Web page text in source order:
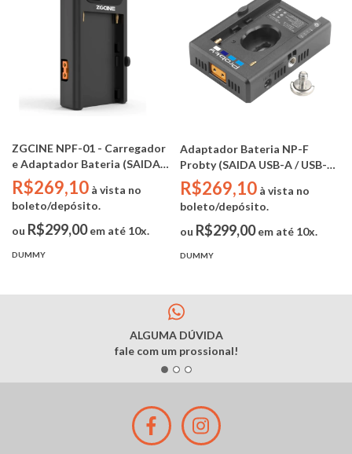
ZGCINE NPF-01 - Carregador
e Adaptador Bateria (SAIDA
USB-A / USB-C / D-TAP)
R$269,10 à vista no
boleto/depósito.
ou R$299,00em até 10x.
DUMMY
Adaptador Bateria NP-F
Probty (SAIDA USB-A / USB-C
/ D-TAP / DC 12V / DC5521
8.4V 5A)
R$269,10 à vista no
boleto/depósito.
ou R$299,00em até 10x.
DUMMY
ALGUMA DÚVIDA
fale com um prossional!